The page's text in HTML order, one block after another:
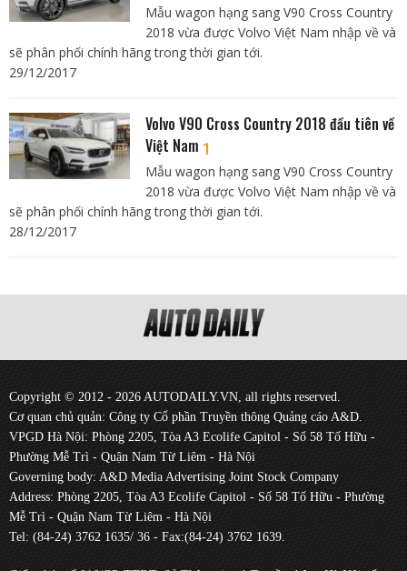
Mẫu wagon hạng sang V90 Cross Country
2018 vừa được Volvo Việt Nam nhập về và
sẽ phân phối chính hãng trong thời gian tới.
29/12/2017
Volvo V90 Cross Country 2018 đầu tiên về
Việt Nam 1
Mẫu wagon hạng sang V90 Cross Country
2018 vừa được Volvo Việt Nam nhập về và
sẽ phân phối chính hãng trong thời gian tới.
28/12/2017
Copyright © 2012 - 2026 AUTODAILY.VN, all rights reserved.
Cơ quan chủ quản: Công ty Cổ phần Truyền thông Quảng cáo A&D.
VPGD Hà Nội: Phòng 2205, Tòa A3 Ecolife Capitol - Số 58 Tố Hữu -
Phường Mễ Trì - Quận Nam Từ Liêm - Hà Nội
Governing body: A&D Media Advertising Joint Stock Company
Address: Phòng 2205, Tòa A3 Ecolife Capitol - Số 58 Tố Hữu - Phường
Mễ Trì - Quận Nam Từ Liêm - Hà Nội
Tel: (84-24) 3762 1635/ 36 - Fax:(84-24) 3762 1639.